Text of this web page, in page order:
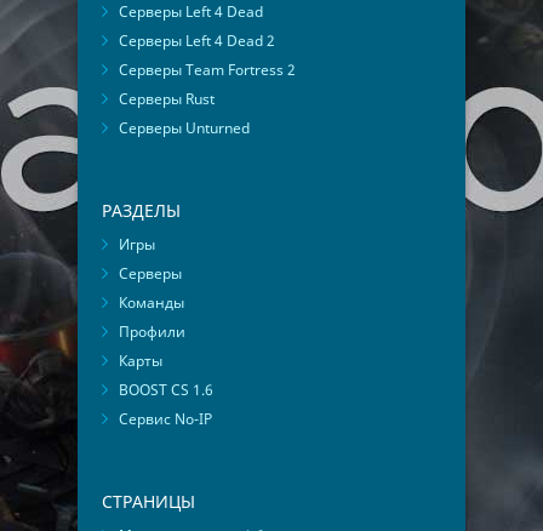
Серверы Left 4 Dead
Серверы Left 4 Dead 2
Серверы Team Fortress 2
Серверы Rust
Серверы Unturned
РАЗДЕЛЫ
Игры
Серверы
Команды
Профили
Карты
BOOST CS 1.6
Сервис No-IP
СТРАНИЦЫ